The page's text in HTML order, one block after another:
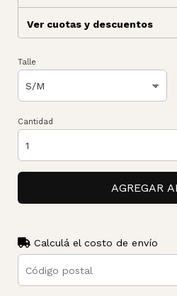
Ver cuotas y descuentos
Talle
Cantidad
AGREGAR
Calculá el costo de envío